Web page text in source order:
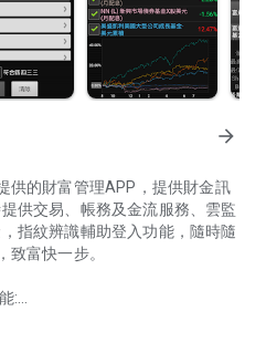
arrow_forward
供的財富管理APP，提供財金訊
供交易、帳務及金流服務、雲監
指紋辨識輔助登入功能，隨時隨
富快一步。
: